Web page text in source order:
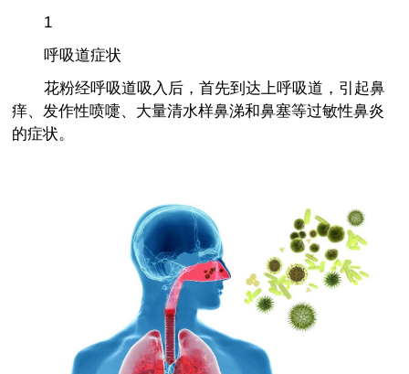
1
呼吸道症状
花粉经呼吸道吸入后，首先到达上呼吸道，引起鼻
痒、发作性喷嚏、大量清水样鼻涕和鼻塞等过敏性鼻炎
的症状。